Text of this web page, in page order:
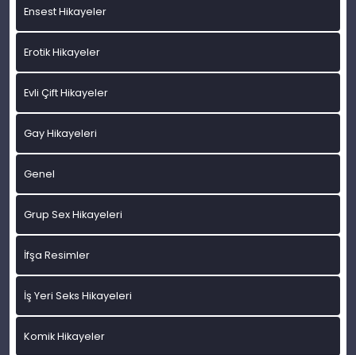
Ensest Hikayeler
Erotik Hikayeler
Evli Çift Hikayeler
Gay Hikayeleri
Genel
Grup Sex Hikayeleri
İfşa Resimler
İş Yeri Seks Hikayeleri
Komik Hikayeler